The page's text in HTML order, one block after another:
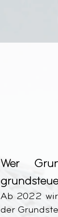
Wer
Ab 2022
der